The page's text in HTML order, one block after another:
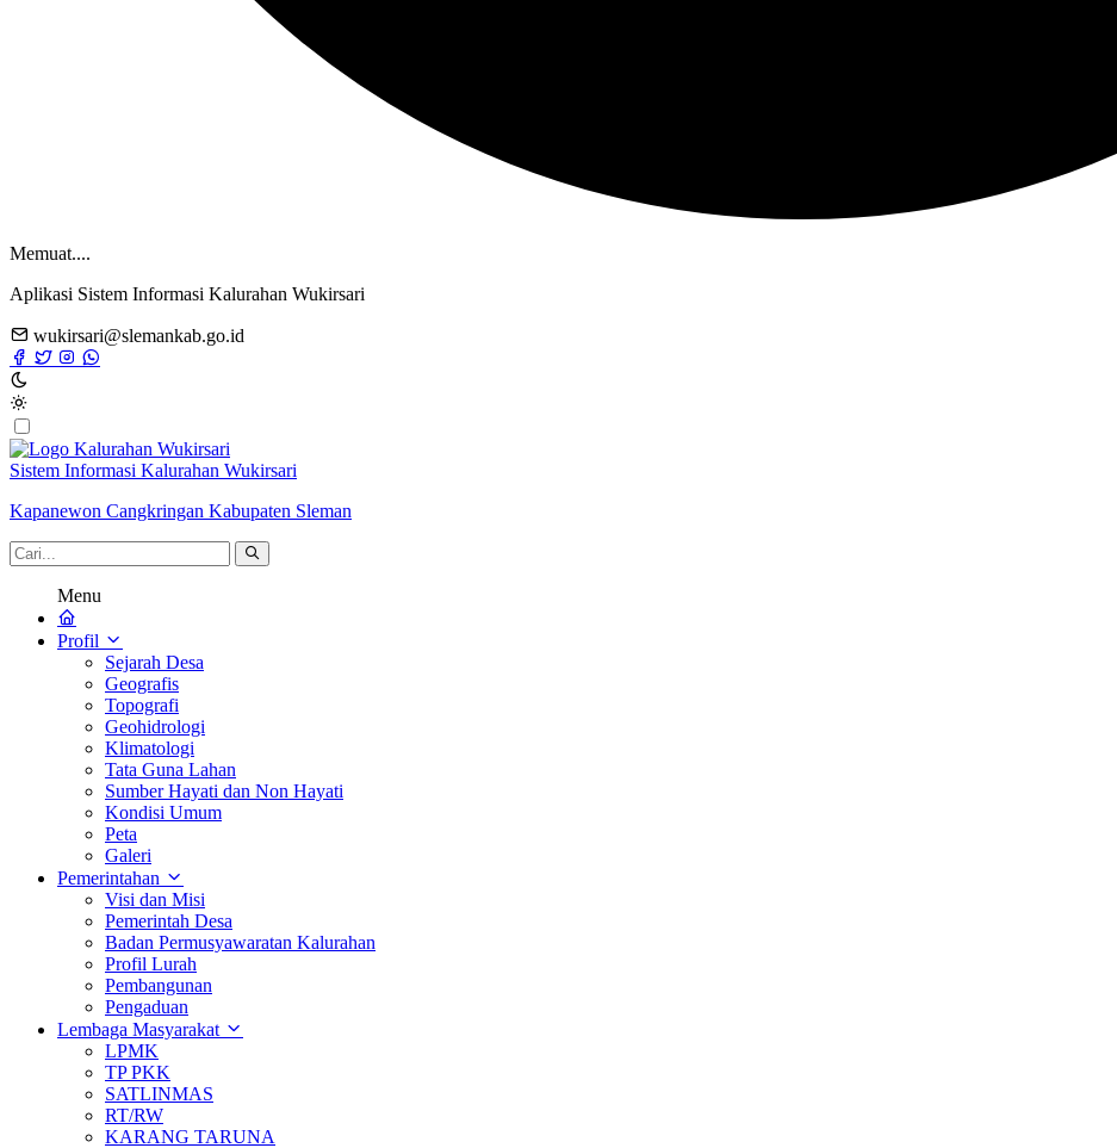
Memuat....
Aplikasi Sistem Informasi Kalurahan Wukirsari
wukirsari@slemankab.go.id
Sistem Informasi Kalurahan Wukirsari
Kapanewon Cangkringan Kabupaten Sleman
Menu
Profil
Sejarah Desa
Geografis
Topografi
Geohidrologi
Klimatologi
Tata Guna Lahan
Sumber Hayati dan Non Hayati
Kondisi Umum
Peta
Galeri
Pemerintahan
Visi dan Misi
Pemerintah Desa
Badan Permusyawaratan Kalurahan
Profil Lurah
Pembangunan
Pengaduan
Lembaga Masyarakat
LPMK
TP PKK
SATLINMAS
RT/RW
KARANG TARUNA